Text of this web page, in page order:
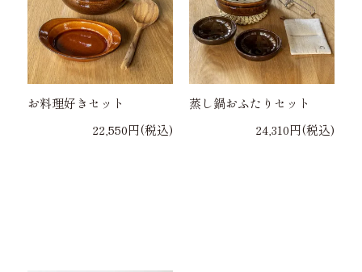
お料理好きセット
22,550円(税込)
蒸し鍋おふたりセット
24,310円(税込)